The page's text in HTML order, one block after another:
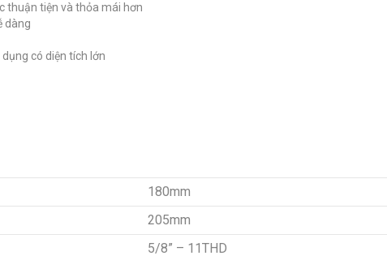
thuận tiện và thỏa mái hơn
dàng
có diện tích lớn
180mm
205mm
5/8” – 11THD